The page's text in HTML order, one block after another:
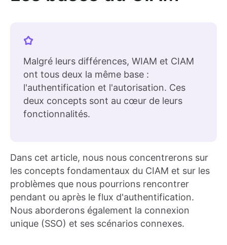
Malgré leurs différences, WIAM et CIAM
ont tous deux la même base :
l'authentification et l'autorisation. Ces
deux concepts sont au cœur de leurs
fonctionnalités.
Dans cet article, nous nous concentrerons sur
les concepts fondamentaux du CIAM et sur les
problèmes que nous pourrions rencontrer
pendant ou après le flux d'authentification.
Nous aborderons également la connexion
unique (SSO) et ses scénarios connexes.